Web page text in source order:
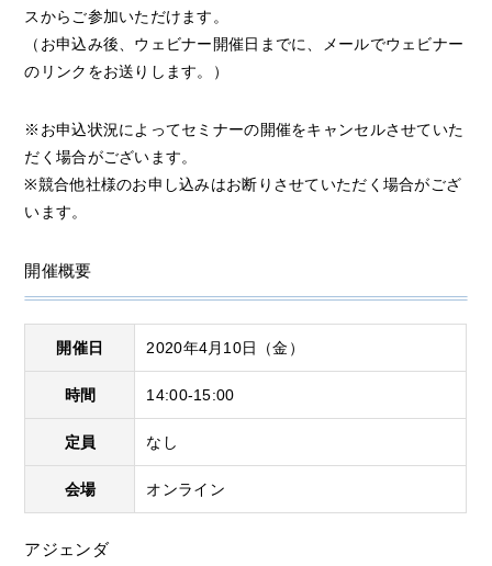
スからご参加いただけます。
（お申込み後、ウェビナー開催日までに、メールでウェビナー
のリンクをお送りします。）
※お申込状況によってセミナーの開催をキャンセルさせていた
だく場合がございます。
※競合他社様のお申し込みはお断りさせていただく場合がござ
います。
開催概要
開催日 2020年4月10日（金）
時間 14:00-15:00
定員 なし
会場 オンライン
アジェンダ